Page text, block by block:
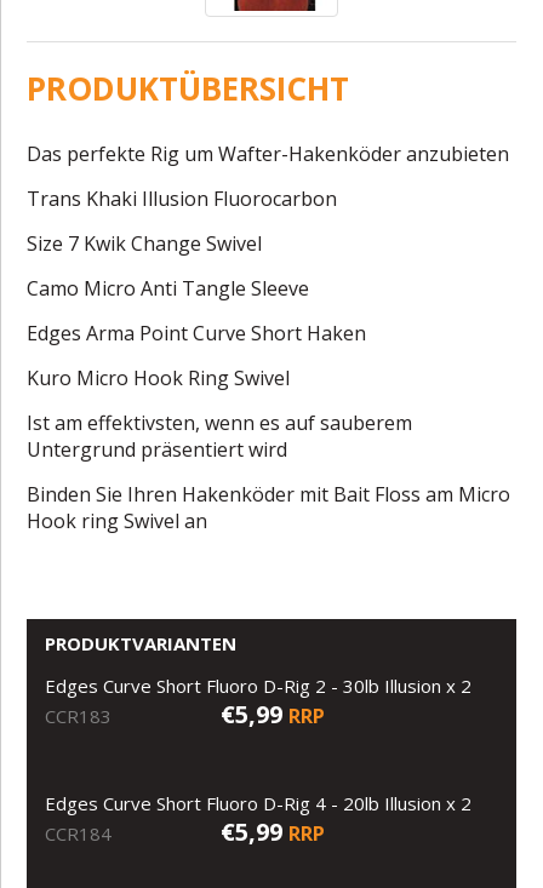
PRODUKTÜBERSICHT
Das perfekte Rig um Wafter-Hakenköder anzubieten
Trans Khaki Illusion Fluorocarbon
Size 7 Kwik Change Swivel
Camo Micro Anti Tangle Sleeve
Edges Arma Point Curve Short Haken
Kuro Micro Hook Ring Swivel
Ist am effektivsten, wenn es auf sauberem
Untergrund präsentiert wird
Binden Sie Ihren Hakenköder mit Bait Floss am Micro
Hook ring Swivel an
PRODUKTVARIANTEN
Edges Curve Short Fluoro D-Rig 2 - 30lb Illusion x 2
CCR183
€5,99 RRP
Edges Curve Short Fluoro D-Rig 4 - 20lb Illusion x 2
CCR184
€5,99 RRP